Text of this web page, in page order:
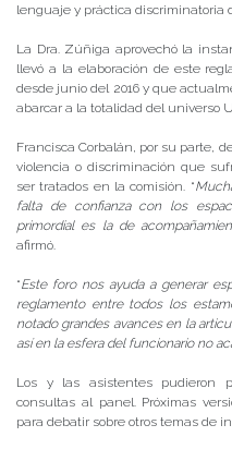
lenguaje y práctica discriminatoria
La Dra. Zúñiga aprovechó la
llevó a la elaboración de este
desde junio del 2016 y que
abarcar a la totalidad del universo
Francisca Corbalán, por su parte,
violencia o discriminación que
ser tratados en la comisión. “
falta de confianza con los
primordial es la de
afirmó.
“Este foro nos ayuda a generar
reglamento entre todos los
notado grandes avances en la
así en la esfera del funcionario no
Los y las asistentes pudieron
consultas al panel. Próximas
para debatir sobre otros temas de